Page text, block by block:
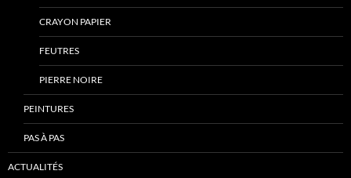
CRAYON PAPIER
FEUTRES
PIERRE NOIRE
PEINTURES
PAS À PAS
ACTUALITÉS